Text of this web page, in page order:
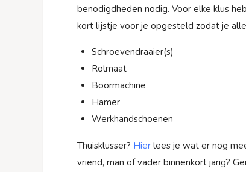
benodigdheden nodig. Voor elke klus
kort lijstje voor je opgesteld zodat je
Schroevendraaier(s)
Rolmaat
Boormachine
Hamer
Werkhandschoenen
Thuisklusser? Hier lees je wat er nog
vriend, man of vader binnenkort jarig?